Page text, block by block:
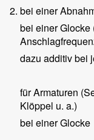
2. bei einer
bei einer Glocke
dazu additiv bei
für Armaturen
Klöppel u. a.)
bei einer Glocke